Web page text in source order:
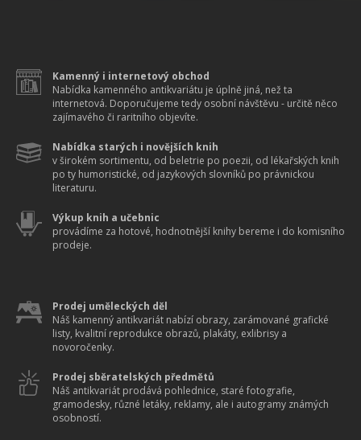
Kamenný i internetový obchod
Nabídka kamenného antikvariátu je úplně jiná, než ta
internetová. Doporučujeme tedy osobní návštěvu - určitě něco
zajímavého či raritního objevíte.
Nabídka starých i novějších knih
v širokém sortimentu, od beletrie po poezii, od lékařských knih
po ty humoristické, od jazykových slovníků po právnickou
literaturu.
Výkup knih a učebnic
provádíme za hotové, hodnotnější knihy bereme i do komisního
prodeje.
Prodej uměleckých děl
Náš kamenný antikvariát nabízí obrazy, zarámované grafické
listy, kvalitní reprodukce obrazů, plakáty, exlibrisy a
novoročenky.
Prodej sběratelských předmětů
Náš antikvariát prodává pohlednice, staré fotografie,
gramodesky, různé letáky, reklamy, ale i autogramy známých
osobností.